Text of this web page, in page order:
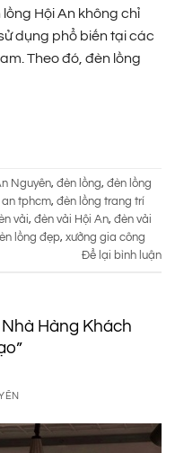
Hội An không chỉ
dụng phổ biến tại các
Theo đó, đèn lồng
Nguyên, đèn lồng, đèn lồng
an tphcm, đèn lồng trang trí
vải, đèn vải Hội An, đèn vải
lồng đẹp, xưởng gia công
Để lại bình luận
Hàng Khách